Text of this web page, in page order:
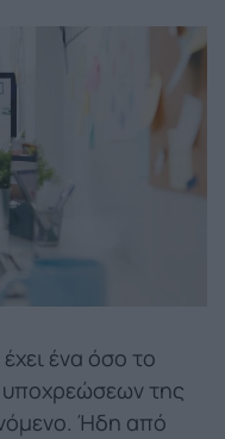
ένα όσο το
υποχρεώσεων της
Ήδη από